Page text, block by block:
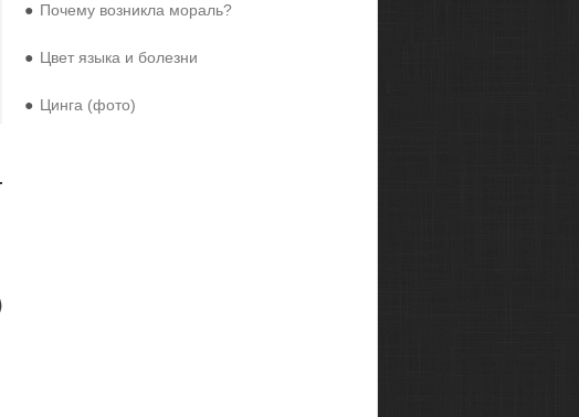
● Почему возникла мораль?
● Цвет языка и болезни
● Цинга (фото)